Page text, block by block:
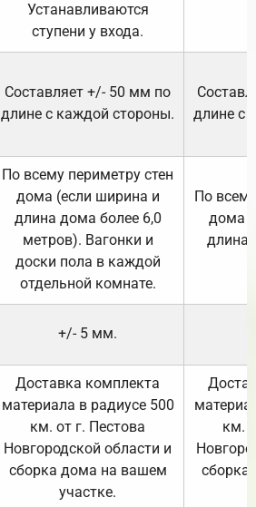
Устанавливаются
ступени у входа.
Составляет +/- 50 мм по
длине с каждой стороны.
длине с
По всему периметру стен
дома (если ширина и
длина дома более 6,0
метров). Вагонки и
доски пола в каждой
отдельной комнате.
По
дома
длина
+/- 5 мм.
Доставка комплекта
материала в радиусе 500
км. от г. Пестова
Новгородской области и
сборка дома на вашем
участке.
км.